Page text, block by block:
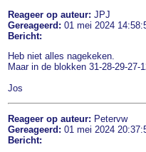
Reageer op auteur: JPJ
Gereageerd: 01 mei 2024
Bericht:
Heb niet alles nagekeken.
Maar in de blokken 31-28-29-
Jos
Reageer op auteur: Petervw
Gereageerd: 01 mei 2024
Bericht: